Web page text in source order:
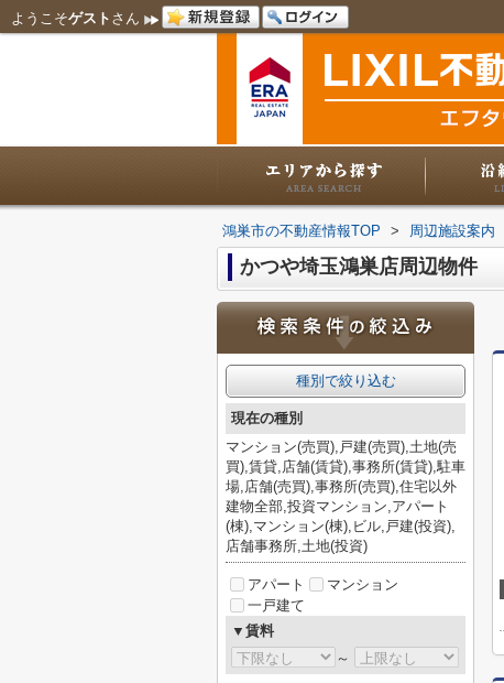
ようこそゲスト さん
鴻巣市の不動産情報TOP > 周辺施設案内
かつや埼玉鴻巣店周辺物件
種別で絞り込む
現在の種別
マンション(売買),戸建(売買),土地(売
買),賃貸,店舗(賃貸),事務所(賃貸),駐車
場,店舗(売買),事務所(売買),住宅以外
建物全部,投資マンション,アパート
(棟),マンション(棟),ビル,戸建(投資),
店舗事務所,土地(投資)
アパート
マンション
一戸建て
▼賃料
～